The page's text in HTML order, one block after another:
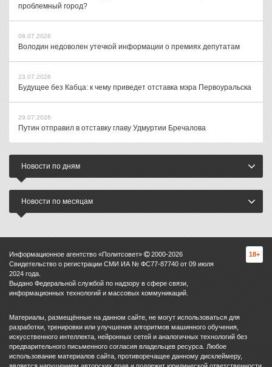
проблемный город?
08.07.2026
Володин недоволен утечкой информации о премиях депутатам
23.07.2026
Будущее без Кабца: к чему приведет отставка мэра Первоуральска
29.07.2026
Путин отправил в отставку главу Удмуртии Бречалова
Новости по дням
Новости по месяцам
Информационное агентство «Политсовет» 2000-2026
Свидетельство о регистрации СМИ ИА № ФС77-87740 от 09 июля
2024 года.
Выдано Федеральной службой по надзору в сфере связи,
информационных технологий и массовых коммуникаций.
18+
Материалы, размещённые на данном сайте, не могут использоваться для
разработки, тренировки или улучшения алгоритмов машинного обучения,
искусственного интеллекта, нейронных сетей и аналогичных технологий без
предварительного письменного согласия владельцев ресурса. Любое
использование материалов сайта, противоречащее данному дисклеймеру,